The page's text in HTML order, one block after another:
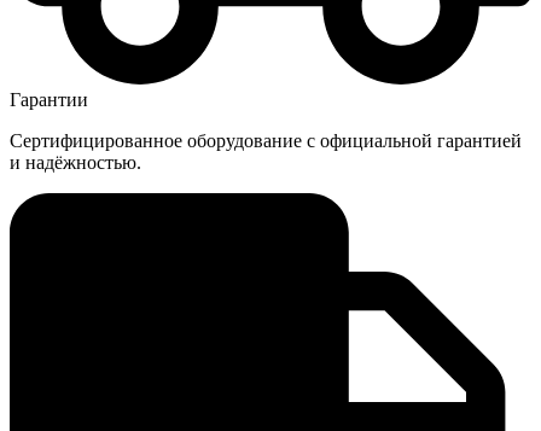
Гарантии
Сертифицированное оборудование с официальной гарантией
и надёжностью.